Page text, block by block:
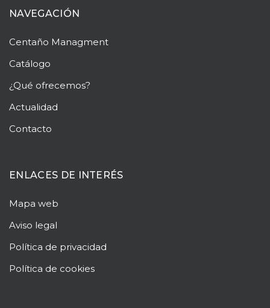
NAVEGACIÓN
Centaño Managment
Catálogo
¿Qué ofrecemos?
Actualidad
Contacto
ENLACES DE INTERÉS
Mapa web
Aviso legal
Política de privacidad
Política de cookies